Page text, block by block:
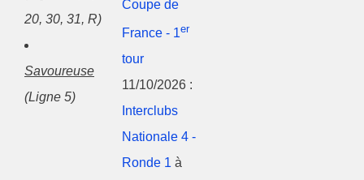
20, 30, 31, R)
Savoureuse
(Ligne 5)
Coupe de
France - 1er
tour
11/10/2026 :
Interclubs
Nationale 4 -
Ronde 1 à